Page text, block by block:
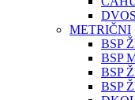
METRIČNI
BSP
BSP
BSP
BSP